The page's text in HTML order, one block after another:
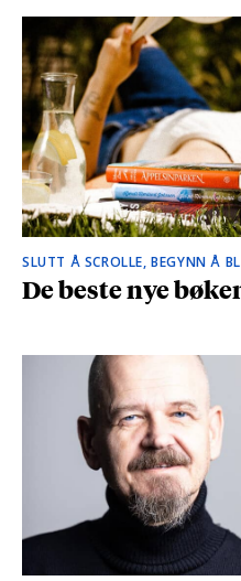
SLUTT Å SCROLLE, BEGYNN Å
De beste nye